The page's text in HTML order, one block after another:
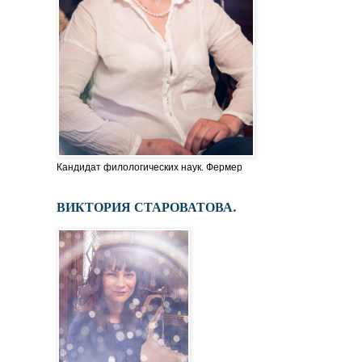
Кандидат филологических наук. Фермер
ВИКТОРИЯ СТАРОВАТОВА.